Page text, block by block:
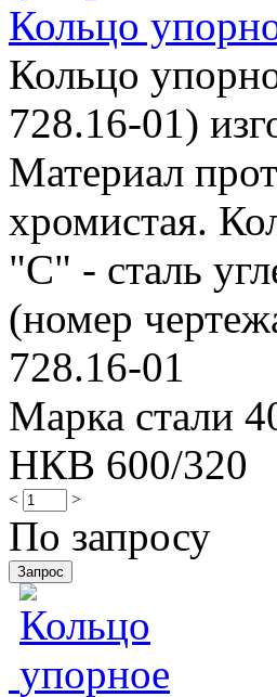
Кольцо
Кольцо
728.16-01)
Материал
хромистая.
"С" - сталь
(номер
728.16-01
Марка стали
НКВ 600/320
< >
По запросу